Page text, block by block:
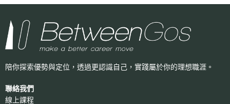
陪你探索優勢與定位，透過更認識自己， 實踐屬於你的理想職涯。
聯絡我們
線上課程